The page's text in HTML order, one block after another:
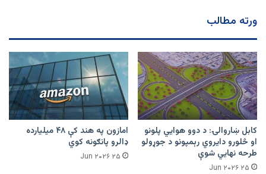
شوې
ورته مطالب
کابل ښاروالۍ: د دوو هوايي پلونو
او څلورو دایروي رېمپونو د جوړولو
طرحه نهایي شوې
۲۵ Jun ۲۰۲۶
امازون په هند کې ۴۸ میلیارده
ډالرو پانګونه کوي
۲۵ Jun ۲۰۲۶